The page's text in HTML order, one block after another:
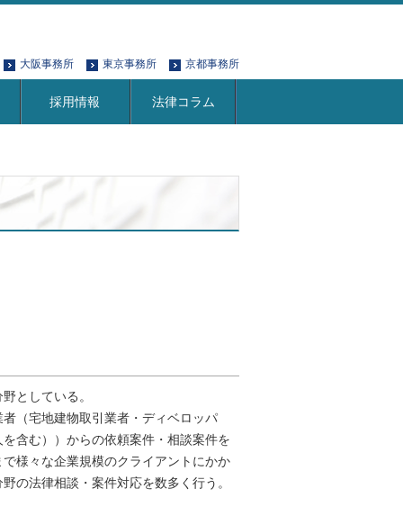
大阪事務所 東京事務所 京都事務所
採用情報 法律コラム
としている。
（宅地建物取引業者・ディベロッパ
含む））からの依頼案件・相談案件を
様々な企業規模のクライアントにかか
の法律相談・案件対応を数多く行う。